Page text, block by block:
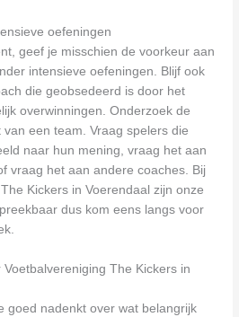
oefeningen
geef je misschien de voorkeur aan
intensieve oefeningen. Blijf ook
die geobsedeerd is door het
overwinningen. Onderzoek de
een team. Vraag spelers die
naar hun mening, vraag het aan
vraag het aan andere coaches. Bij
Kickers in Voerendaal zijn onze
dus kom eens langs voor
The Kickers in
goed nadenkt over wat belangrijk